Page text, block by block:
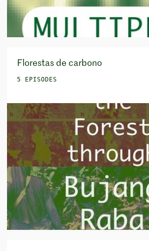
Florestas de carbono
5 EPISODES